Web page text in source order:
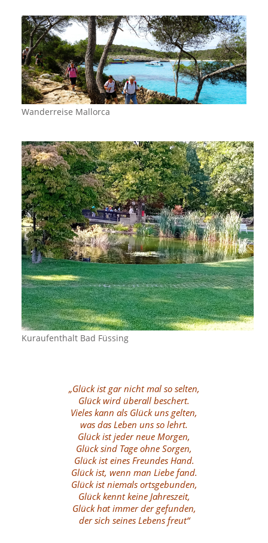
Wanderreise Mallorca
Kuraufenthalt Bad Füssing
„Glück ist gar nicht mal so selten,
Glück wird überall beschert.
Vieles kann als Glück uns gelten,
was das Leben uns so lehrt.
Glück ist jeder neue Morgen,
Glück sind Tage ohne Sorgen,
Glück ist eines Freundes Hand.
Glück ist, wenn man Liebe fand.
Glück ist niemals ortsgebunden,
Glück kennt keine Jahreszeit,
Glück hat immer der gefunden,
der sich seines Lebens freut“